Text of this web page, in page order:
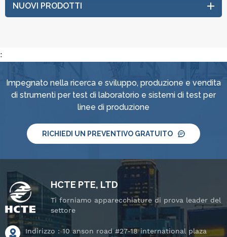
NUOVI PRODOTTI
:
Impegnato nella ricerca e sviluppo, produzione e vendita
di strumenti per test di laboratorio e sistemi di test per
linee di produzione
RICHIEDI UN PREVENTIVO GRATUITO
HCTE PTE, LTD
Ti forniamo apparecchiature di prova leader del
settore
Indirizzo : 10 anson road #27-18 international plaza